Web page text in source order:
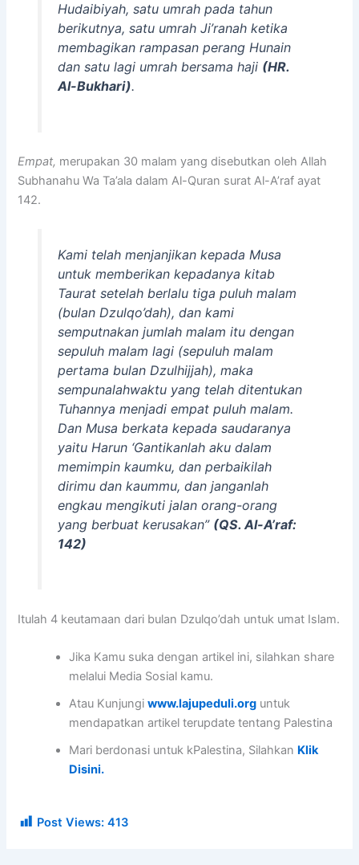
Hudaibiyah, satu umrah pada tahun
berikutnya, satu umrah Ji’ranah ketika
membagikan rampasan perang Hunain
dan satu lagi umrah bersama haji (HR.
Al-Bukhari).
Empat, merupakan 30 malam yang disebutkan oleh Allah
Subhanahu Wa Ta’ala dalam Al-Quran surat Al-A’raf ayat
142.
Kami telah menjanjikan kepada Musa
untuk memberikan kepadanya kitab
Taurat setelah berlalu tiga puluh malam
(bulan Dzulqo’dah), dan kami
semputnakan jumlah malam itu dengan
sepuluh malam lagi (sepuluh malam
pertama bulan Dzulhijjah), maka
sempunalahwaktu yang telah ditentukan
Tuhannya menjadi empat puluh malam.
Dan Musa berkata kepada saudaranya
yaitu Harun ‘Gantikanlah aku dalam
memimpin kaumku, dan perbaikilah
dirimu dan kaummu, dan janganlah
engkau mengikuti jalan orang-orang
yang berbuat kerusakan” (QS. Al-A’raf:
142)
Itulah 4 keutamaan dari bulan Dzulqo’dah untuk umat Islam.
Jika Kamu suka dengan artikel ini, silahkan share
melalui Media Sosial kamu.
Atau Kunjungiwww.lajupeduli.org untuk
mendapatkan artikel terupdate tentang Palestina
Mari berdonasi untuk kPalestina, Silahkan Klik
Disini.
Post Views: 413